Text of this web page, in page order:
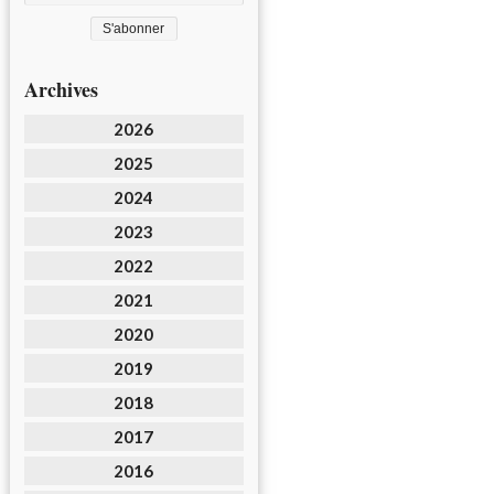
Archives
2026
2025
2024
2023
2022
2021
2020
2019
2018
2017
2016